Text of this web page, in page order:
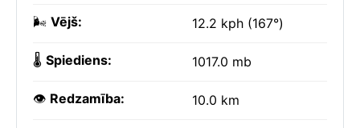
🌬️ Vējš: 12.2 kph (167°)
🌡️ Spiediens: 1017.0 mb
👁️ Redzamība: 10.0 km